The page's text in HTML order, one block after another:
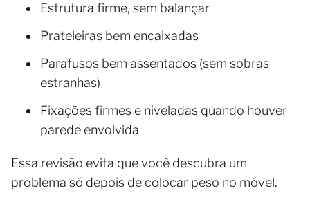
Estrutura firme, sem balançar
Prateleiras bem encaixadas
Parafusos bem assentados (sem sobras
estranhas)
Fixações firmes e niveladas quando houver
parede envolvida
Essa revisão evita que você descubra um
problema só depois de colocar peso no móvel.